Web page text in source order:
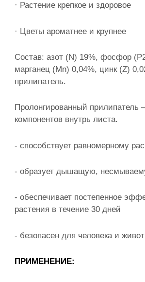
· Растение крепкое и здоровое
· Цветы ароматнее и крупнее
Состав: азот (N) 19%, фосфор
марганец (Mn) 0,04%, цинк (Z)
прилипатель.
Пролонгированный
компонентов внутрь листа.
- способствует равномерному
- образует дышащую,
- обеспечивает постепенное
растения в течение 30 дней
- безопасен для человека и
ПРИМЕНЕНИЕ: